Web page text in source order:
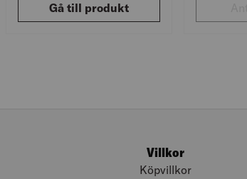
Gå till produkt
Villkor
Köpvillkor